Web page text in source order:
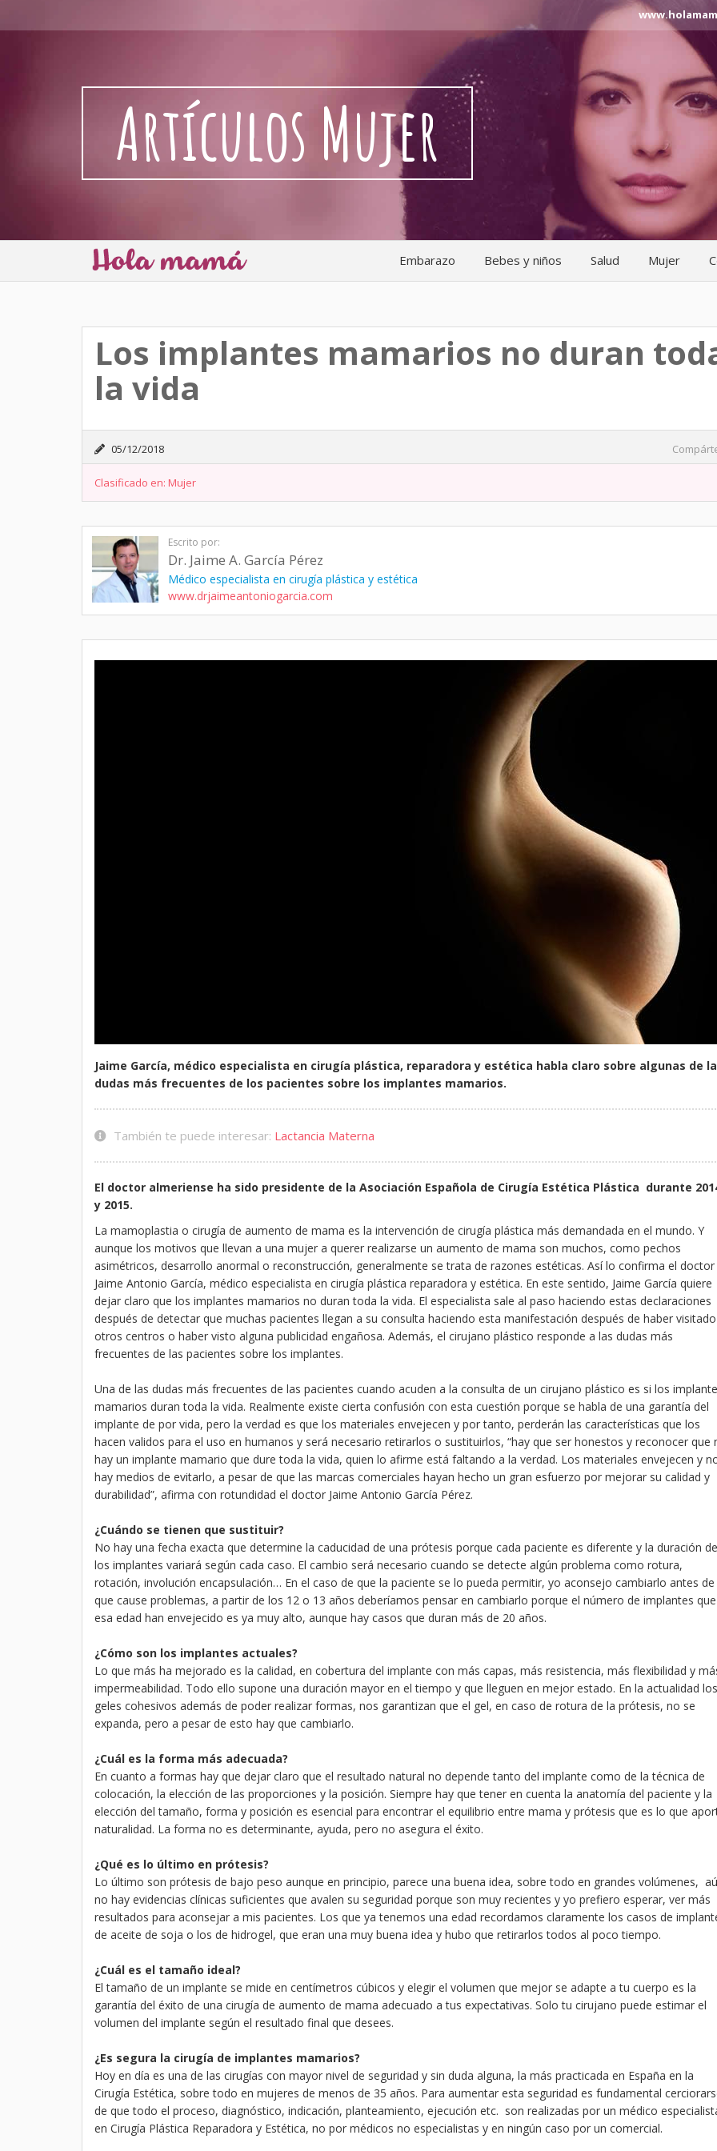
Artículos Mujer
Embarazo Bebes y niños Salud Mujer
Los implantes mamarios no duran
la vida
05/12/2018
Clasificado en: Mujer
Escrito por:
Dr. Jaime A. García Pérez
Médico especialista en cirugía plástica y estética
www.drjaimeantoniogarcia.com
Jaime García, médico especialista en cirugía plástica, reparadora y estética habla claro sobre algunas de
dudas más frecuentes de los pacientes sobre los implantes mamarios.
También te puede interesar: Lactancia Materna
El doctor almeriense ha sido presidente de la Asociación Española de Cirugía Estética Plástica durante
y 2015.
La mamoplastia o cirugía de aumento de mama es la intervención de cirugía plástica más demandada en el mundo. Y
aunque los motivos que llevan a una mujer a querer realizarse un aumento de mama son muchos, como pechos
asimétricos, desarrollo anormal o reconstrucción, generalmente se trata de razones estéticas. Así lo confirma el doctor
Jaime Antonio García, médico especialista en cirugía plástica reparadora y estética. En este sentido, Jaime García quiere
dejar claro que los implantes mamarios no duran toda la vida. El especialista sale al paso haciendo estas declaraciones
después de detectar que muchas pacientes llegan a su consulta haciendo esta manifestación después de haber visitado
otros centros o haber visto alguna publicidad engañosa. Además, el cirujano plástico responde a las dudas más
frecuentes de las pacientes sobre los implantes.
Una de las dudas más frecuentes de las pacientes cuando acuden a la consulta de un cirujano plástico es si los
mamarios duran toda la vida. Realmente existe cierta confusión con esta cuestión porque se habla de una garantía del
implante de por vida, pero la verdad es que los materiales envejecen y por tanto, perderán las características que los
hacen validos para el uso en humanos y será necesario retirarlos o sustituirlos, “hay que ser honestos y reconocer que
hay un implante mamario que dure toda la vida, quien lo afirme está faltando a la verdad. Los materiales envejecen y
hay medios de evitarlo, a pesar de que las marcas comerciales hayan hecho un gran esfuerzo por mejorar su calidad y
durabilidad”, afirma con rotundidad el doctor Jaime Antonio García Pérez.
¿Cuándo se tienen que sustituir?
No hay una fecha exacta que determine la caducidad de una prótesis porque cada paciente es diferente y la duración de
los implantes variará según cada caso. El cambio será necesario cuando se detecte algún problema como rotura,
rotación, involución encapsulación… En el caso de que la paciente se lo pueda permitir, yo aconsejo cambiarlo antes de
que cause problemas, a partir de los 12 o 13 años deberíamos pensar en cambiarlo porque el número de implantes
esa edad han envejecido es ya muy alto, aunque hay casos que duran más de 20 años.
¿Cómo son los implantes actuales?
Lo que más ha mejorado es la calidad, en cobertura del implante con más capas, más resistencia, más flexibilidad y
impermeabilidad. Todo ello supone una duración mayor en el tiempo y que lleguen en mejor estado. En la actualidad los
geles cohesivos además de poder realizar formas, nos garantizan que el gel, en caso de rotura de la prótesis, no se
expanda, pero a pesar de esto hay que cambiarlo.
¿Cuál es la forma más adecuada?
En cuanto a formas hay que dejar claro que el resultado natural no depende tanto del implante como de la técnica de
colocación, la elección de las proporciones y la posición. Siempre hay que tener en cuenta la anatomía del paciente y la
elección del tamaño, forma y posición es esencial para encontrar el equilibrio entre mama y prótesis que es lo que
naturalidad. La forma no es determinante, ayuda, pero no asegura el éxito.
¿Qué es lo último en prótesis?
Lo último son prótesis de bajo peso aunque en principio, parece una buena idea, sobre todo en grandes volúmenes,
no hay evidencias clínicas suficientes que avalen su seguridad porque son muy recientes y yo prefiero esperar, ver más
resultados para aconsejar a mis pacientes. Los que ya tenemos una edad recordamos claramente los casos de
de aceite de soja o los de hidrogel, que eran una muy buena idea y hubo que retirarlos todos al poco tiempo.
¿Cuál es el tamaño ideal?
El tamaño de un implante se mide en centímetros cúbicos y elegir el volumen que mejor se adapte a tu cuerpo es la
garantía del éxito de una cirugía de aumento de mama adecuado a tus expectativas. Solo tu cirujano puede estimar el
volumen del implante según el resultado final que desees.
¿Es segura la cirugía de implantes mamarios?
Hoy en día es una de las cirugías con mayor nivel de seguridad y sin duda alguna, la más practicada en España en la
Cirugía Estética, sobre todo en mujeres de menos de 35 años. Para aumentar esta seguridad es fundamental
de que todo el proceso, diagnóstico, indicación, planteamiento, ejecución etc. son realizadas por un médico
en Cirugía Plástica Reparadora y Estética, no por médicos no especialistas y en ningún caso por un comercial.